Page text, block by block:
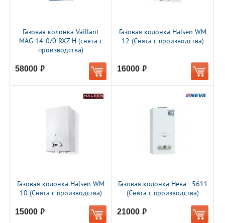
Газовая колонка Vaillant
MAG 14-0/0 RXZ H (снята с
производства)
58000 руб.
Газовая колонка Halsen WM
12 (Снята с производства)
16000 руб.
Газовая колонка Halsen WM
10 (Снята с производства)
15000 руб.
Газовая колонка Нева - 5611
(Снята с производства)
21000 руб.